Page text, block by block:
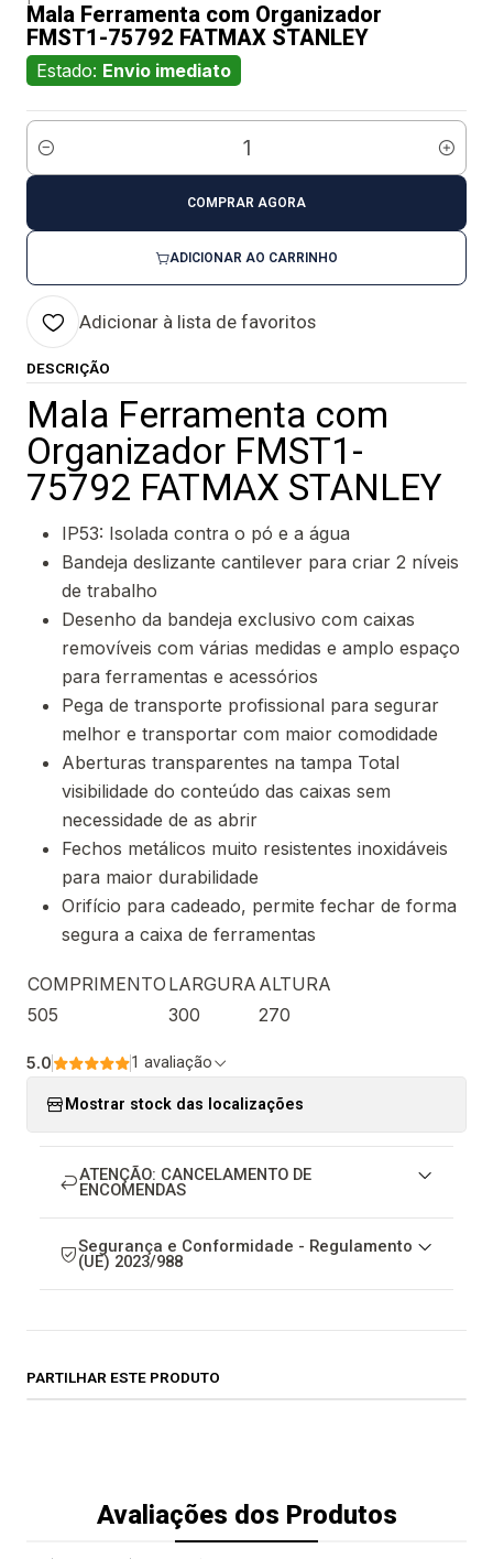
Mala Ferramenta com Organizador
FMST1-75792 FATMAX STANLEY
Estado: Envio imediato
Quantidade
ADICIONAR AO CARRINHO
COMPRAR AGORA
Adicionar à lista de favoritos
DESCRIÇÃO
Mala Ferramenta com
Organizador FMST1-
75792 FATMAX STANLEY
IP53: Isolada contra o pó e a água
Bandeja deslizante cantilever para criar 2 níveis
de trabalho
Desenho da bandeja exclusivo com caixas
removíveis com várias medidas e amplo espaço
para ferramentas e acessórios
Pega de transporte profissional para segurar
melhor e transportar com maior comodidade
Aberturas transparentes na tampa Total
visibilidade do conteúdo das caixas sem
necessidade de as abrir
Fechos metálicos muito resistentes inoxidáveis
para maior durabilidade
Orifício para cadeado, permite fechar de forma
segura a caixa de ferramentas
COMPRIMENTO LARGURA ALTURA
505
300 270
5.0 1 avaliação
Mostrar stock das localizações
ATENÇÃO: CANCELAMENTO DE
ENCOMENDAS
Segurança e Conformidade - Regulamento
(UE) 2023/988
PARTILHAR ESTE PRODUTO
Avaliações dos Produtos